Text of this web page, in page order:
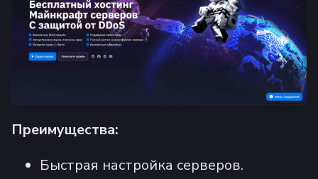
Преимущества:
Быстрая настройка серверов.